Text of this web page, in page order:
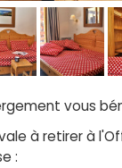
vous
à retirer à
: